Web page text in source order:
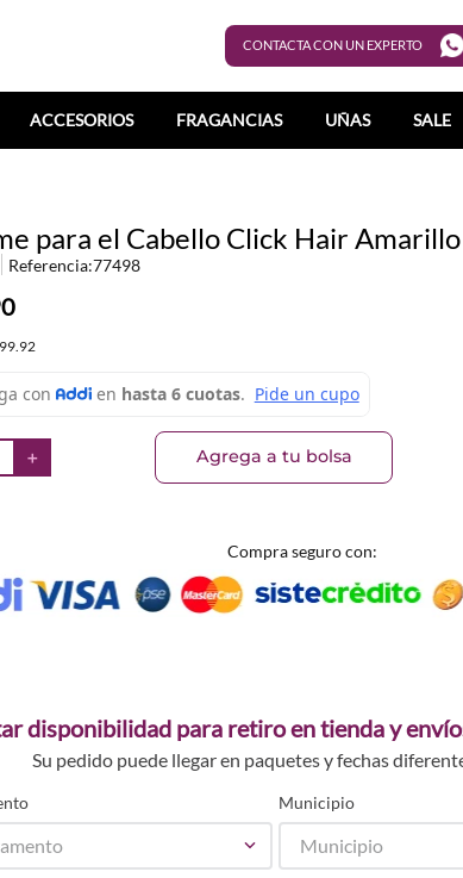
CONTACTA CON UN EXPERTO
ACCESORIOS FRAGANCIAS UÑAS SALE
para el Cabello Click Hair
Referencia:77498
＋ Agrega a tu bolsa
Compra seguro con:
disponibilidad para retiro en tienda y
Su pedido puede llegar en paquetes y fechas
Municipio
Municipio